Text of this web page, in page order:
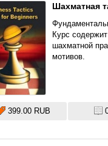
Шахматная
Курс
шахматной
мотивов.
399.00 RUB